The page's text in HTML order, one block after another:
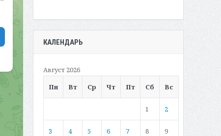
КАЛЕНДАРЬ
Август 2026
Пн
Вт Ср Чт Пт Сб Вс
1 2
3 4 5 6 7 8 9